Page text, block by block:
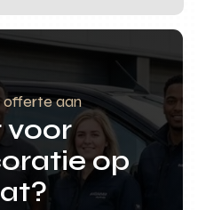
offerte aan
voor
op